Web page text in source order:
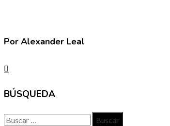
Por Alexander Leal
BÚSQUEDA
Buscar: